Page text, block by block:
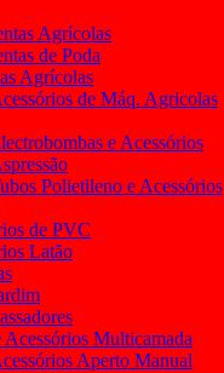
Agrícolas
de Poda
Agrícolas
de Máq. Agricolas
e Acessórios
Polietileno e Acessórios
de PVC
Latão
Acessórios Multicamada
Aperto Manual